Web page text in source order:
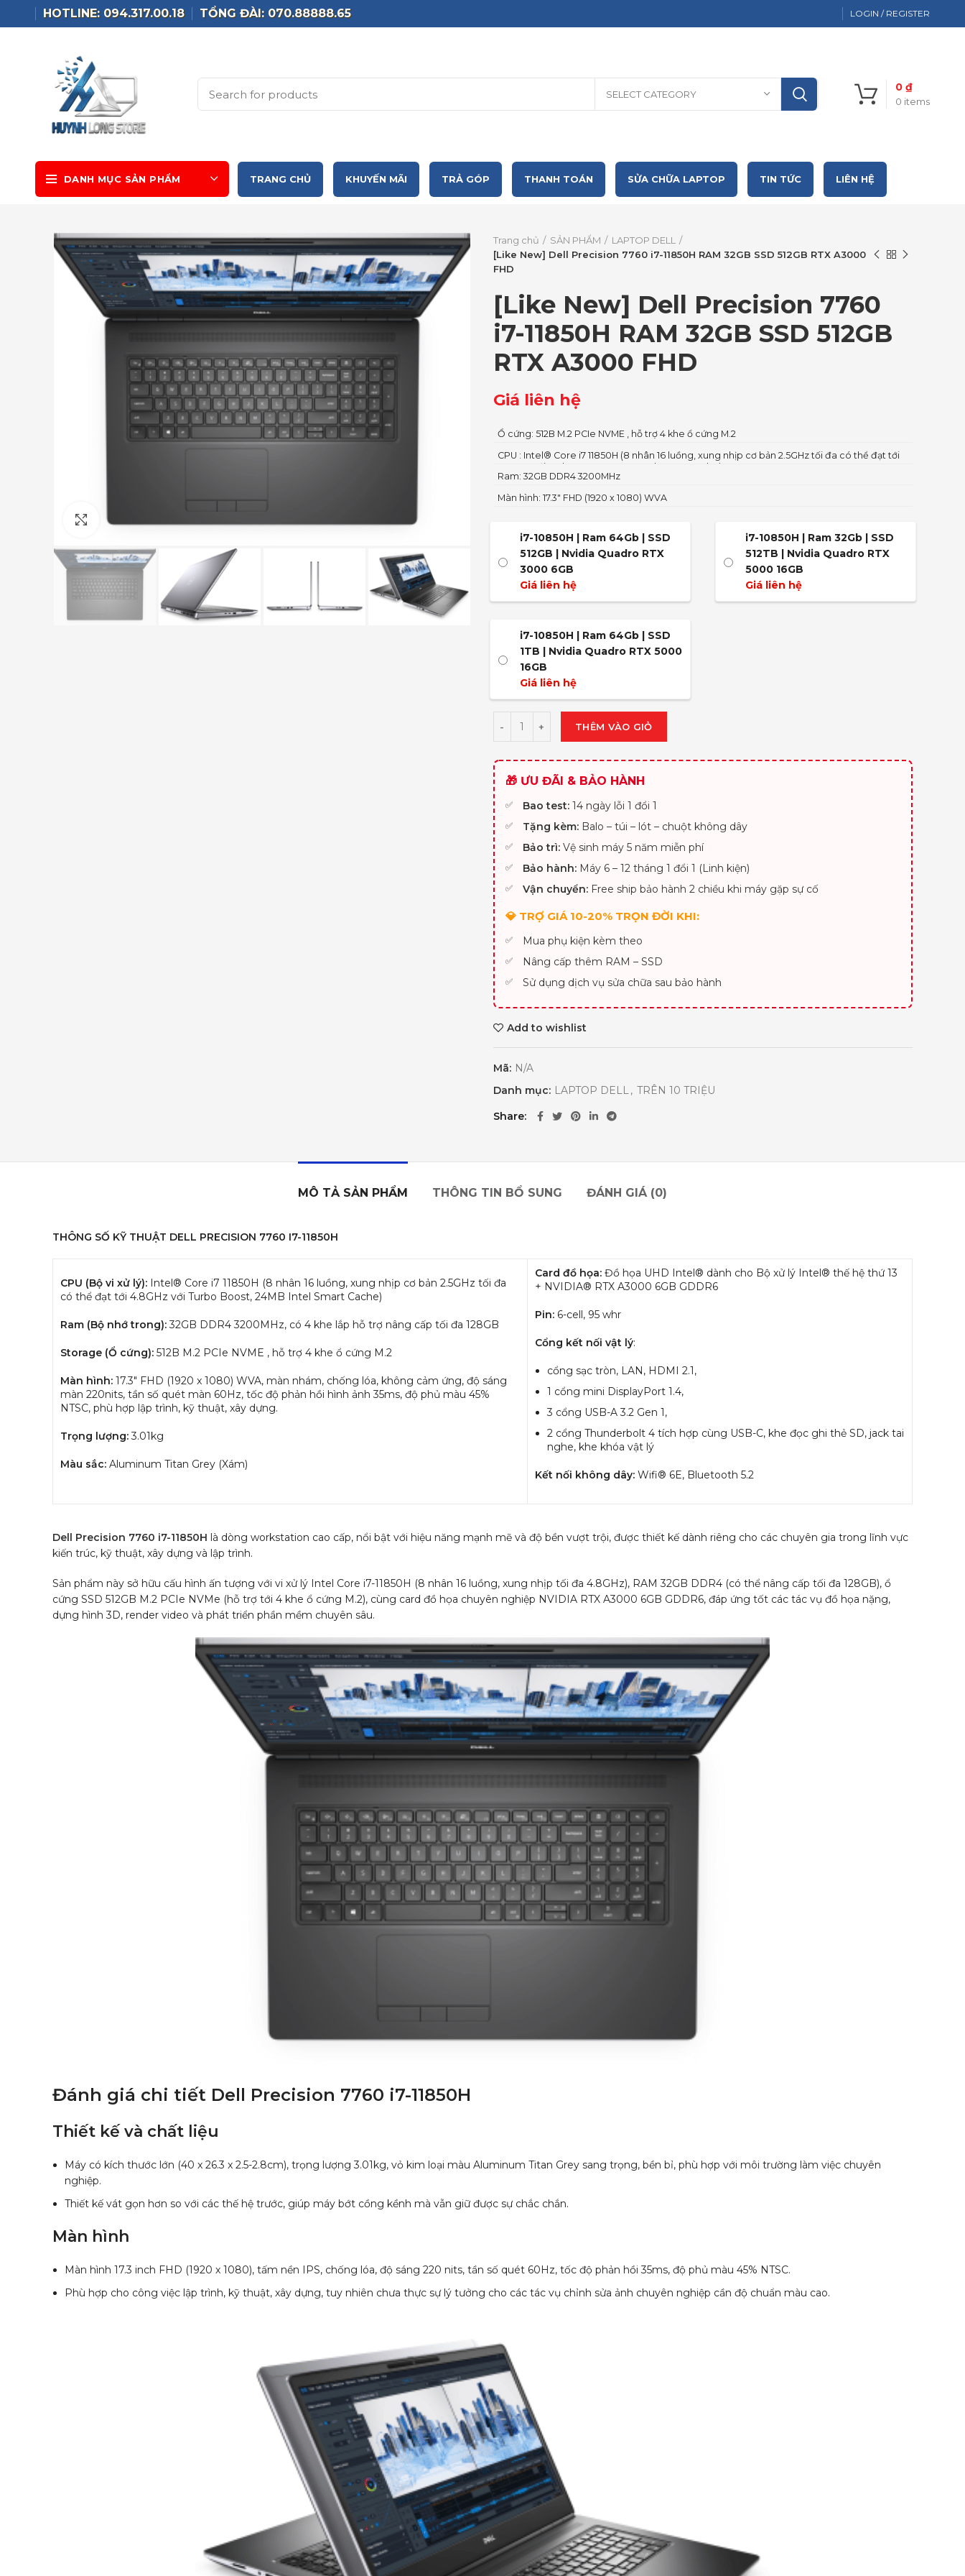
HOTLINE: 094.317.00.18 TỔNG ĐÀI: 070.88888.65 LOGIN / REGISTER
SELECT CATEGORY
0 items
0₫
DANH MỤC SẢN PHẨM TRANG CHỦ KHUYẾN MÃI TRẢ GÓP THANH TOÁN SỬA CHỮA LAPTOP TIN TỨC LIÊN HỆ
Click to enlarge
Trang chủ SẢN PHẨM
LAPTOP DELL
[Like New] Dell Precision 7760 i7-11850H RAM 32GB SSD 512GB RTX A3000
FHD
[Like New] Dell Precision 7760
i7-11850H RAM 32GB SSD 512GB
RTX A3000 FHD
Giá liên hệ
Ổ cứng: 512B M.2 PCIe NVME , hỗ trợ 4 khe ổ cứng M.2
CPU : Intel® Core i7 11850H (8 nhân 16 luồng, xung nhịp cơ bản 2.5GHz tối đa có thể đạt tới
4.8GHz với Turbo Boost, 24MB Intel Smart Cache)
Ram: 32GB DDR4 3200MHz
Màn hình: 17.3″ FHD (1920 x 1080) WVA
i7-10850H | Ram 64Gb | SSD
512GB | Nvidia Quadro RTX
3000 6GB
Giá liên hệ
i7-10850H | Ram 32Gb | SSD
512TB | Nvidia Quadro RTX
5000 16GB
Giá liên hệ
i7-10850H | Ram 64Gb | SSD
1TB | Nvidia Quadro RTX 5000
16GB
Giá liên hệ
THÊM VÀO GIỎ
🎁 ƯU ĐÃI & BẢO HÀNH
Bao test: 14 ngày lỗi 1 đổi 1
Tặng kèm: Balo – túi – lót – chuột không dây
Bảo trì: Vệ sinh máy 5 năm miễn phí
Bảo hành: Máy 6 – 12 tháng 1 đổi 1 (Linh kiện)
Vận chuyển: Free ship bảo hành 2 chiều khi máy gặp sự cố
💎 TRỢ GIÁ 10-20% TRỌN ĐỜI KHI:
Mua phụ kiện kèm theo
Nâng cấp thêm RAM – SSD
Sử dụng dịch vụ sửa chữa sau bảo hành
Add to wishlist
Mã: N/A
Danh mục: LAPTOP DELL, TRÊN 10 TRIỆU
Share
MÔ TẢ SẢN PHẨM THÔNG TIN BỔ SUNG ĐÁNH GIÁ (0)
THÔNG SỐ KỸ THUẬT DELL PRECISION 7760 I7-11850H
CPU (Bộ vi xử lý): Intel® Core i7 11850H (8 nhân 16 luồng, xung nhịp cơ bản 2.5GHz tối đa
có thể đạt tới 4.8GHz với Turbo Boost, 24MB Intel Smart Cache)
Ram (Bộ nhớ trong): 32GB DDR4 3200MHz, có 4 khe lắp hỗ trợ nâng cấp tối đa 128GB
Storage (Ổ cứng): 512B M.2 PCIe NVME , hỗ trợ 4 khe ổ cứng M.2
Màn hình: 17.3″ FHD (1920 x 1080) WVA, màn nhám, chống lóa, không cảm ứng, độ sáng
màn 220nits, tần số quét màn 60Hz, tốc độ phản hồi hình ảnh 35ms, độ phủ màu 45%
NTSC, phù hợp lập trình, kỹ thuật, xây dựng.
Trọng lượng:3.01kg
Màu sắc: Aluminum Titan Grey (Xám)
Card đồ họa: Đồ họa UHD Intel® dành cho Bộ xử lý Intel® thế hệ thứ 13
+ NVIDIA® RTX A3000 6GB GDDR6
Pin: 6-cell, 95 whr
Cổng kết nối vật lý:
cổng sạc tròn, LAN, HDMI 2.1,
1 cổng mini DisplayPort 1.4,
3 cổng USB-A 3.2 Gen 1,
2 cổng Thunderbolt 4 tích hợp cùng USB-C, khe đọc ghi thẻ SD, jack tai
nghe, khe khóa vật lý
Kết nối không dây: Wifi® 6E, Bluetooth 5.2
Dell Precision 7760 i7-11850H là dòng workstation cao cấp, nổi bật với hiệu năng mạnh mẽ và độ bền vượt trội, được thiết kế dành riêng cho các chuyên gia trong lĩnh vực
kiến trúc, kỹ thuật, xây dựng và lập trình.
Sản phẩm này sở hữu cấu hình ấn tượng với vi xử lý Intel Core i7-11850H (8 nhân 16 luồng, xung nhịp tối đa 4.8GHz), RAM 32GB DDR4 (có thể nâng cấp tối đa 128GB), ổ
cứng SSD 512GB M.2 PCIe NVMe (hỗ trợ tới 4 khe ổ cứng M.2), cùng card đồ họa chuyên nghiệp NVIDIA RTX A3000 6GB GDDR6, đáp ứng tốt các tác vụ đồ họa nặng,
dựng hình 3D, render video và phát triển phần mềm chuyên sâu.
Đánh giá chi tiết Dell Precision 7760 i7-11850H
Thiết kế và chất liệu
Máy có kích thước lớn (40 x 26.3 x 2.5-2.8cm), trọng lượng 3.01kg, vỏ kim loại màu Aluminum Titan Grey sang trọng, bền bỉ, phù hợp với môi trường làm việc chuyên
nghiệp.
Thiết kế vát gọn hơn so với các thế hệ trước, giúp máy bớt cồng kềnh mà vẫn giữ được sự chắc chắn.
Màn hình
Màn hình 17.3 inch FHD (1920 x 1080), tấm nền IPS, chống lóa, độ sáng 220 nits, tần số quét 60Hz, tốc độ phản hồi 35ms, độ phủ màu 45% NTSC.
Phù hợp cho công việc lập trình, kỹ thuật, xây dựng, tuy nhiên chưa thực sự lý tưởng cho các tác vụ chỉnh sửa ảnh chuyên nghiệp cần độ chuẩn màu cao.